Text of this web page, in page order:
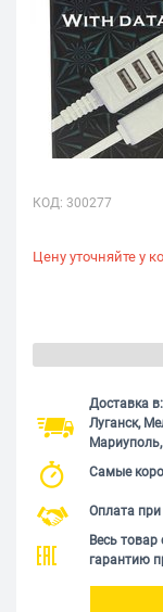
КОД: 300277
Цену уточняйте у
Доставка
Луганск,
Самые
Оплата при
Весь
гарантию